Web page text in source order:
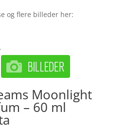
og flere billeder her:
Moonlight
– 60 ml